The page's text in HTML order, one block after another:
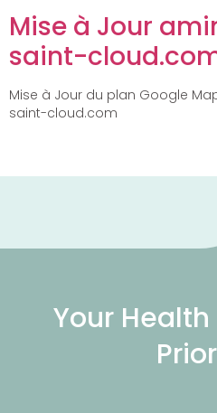
Mise à Jour
saint-
Mise à Jour du plan Google
saint-cloud.com
Your